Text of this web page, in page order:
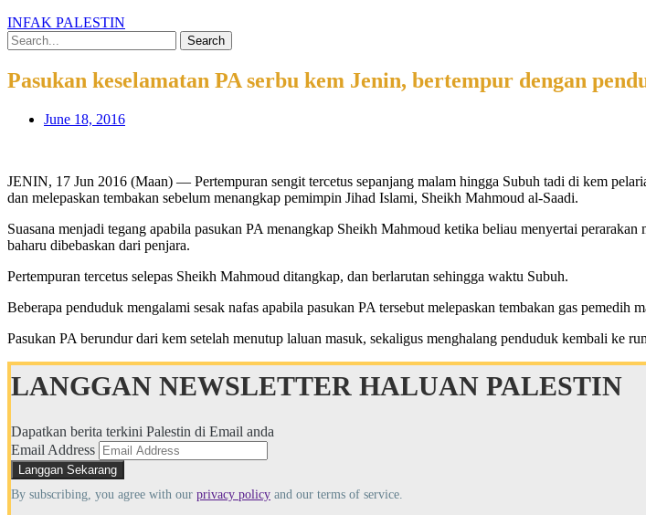
INFAK PALESTIN
Search
Pasukan keselamatan PA serbu kem Jenin, bertempur dengan
June 18, 2016
JENIN, 17 Jun 2016 (Maan) — Pertempuran sengit tercetus sepanjang malam hingga Subuh tadi di kem
dan melepaskan tembakan sebelum menangkap pemimpin Jihad Islami, Sheikh Mahmoud al-Saadi.
Suasana menjadi tegang apabila pasukan PA menangkap Sheikh Mahmoud ketika beliau menyertai
baharu dibebaskan dari penjara.
Pertempuran tercetus selepas Sheikh Mahmoud ditangkap, dan berlarutan sehingga waktu Subuh.
Beberapa penduduk mengalami sesak nafas apabila pasukan PA tersebut melepaskan tembakan gas pemedih
Pasukan PA berundur dari kem setelah menutup laluan masuk, sekaligus menghalang penduduk kembali ke
LANGGAN NEWSLETTER HALUAN PALESTIN
Dapatkan berita terkini Palestin di Email anda
Email Address
By subscribing, you agree with our privacy policy and our terms of service.